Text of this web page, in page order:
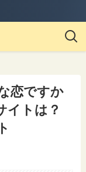
恋ですか
イトは？